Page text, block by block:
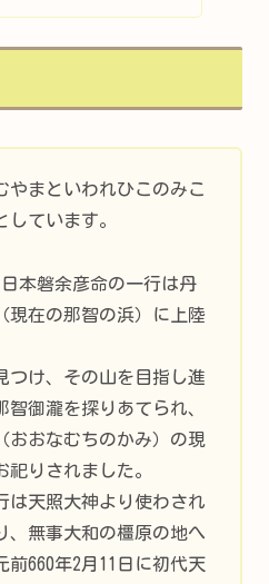
やまといわれひこのみこ
しています。
本磐余彦命の一行は丹
現在の那智の浜）に上陸
つけ、その山を目指し進
御瀧を探りあてられ、
おおなむちのかみ）の現
りされました。
は天照大神より使わされ
、無事大和の橿原の地へ
前660年2月11日に初代天